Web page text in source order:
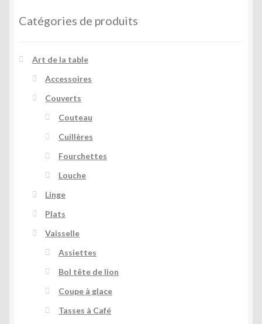
Catégories de produits
Art de la table
Accessoires
Couverts
Couteau
Cuillères
Fourchettes
Louche
Linge
Plats
Vaisselle
Assiettes
Bol tête de lion
Coupe à glace
Tasses à Café